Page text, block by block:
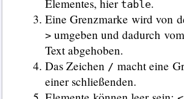
Elementes, hier table.
Eine Grenzmarke wird von
>umgeben und dadurch
Text abgehoben.
Das Zeichen / macht eine
einer schließenden.